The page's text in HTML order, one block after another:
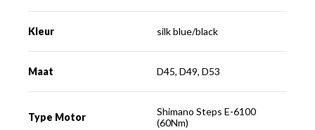
Kleur silk blue/black
Maat D45, D49, D53
Type Motor
Shimano Steps E-6100
(60Nm)